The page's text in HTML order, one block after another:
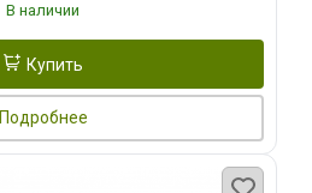
В наличии
Купить
Подробнее